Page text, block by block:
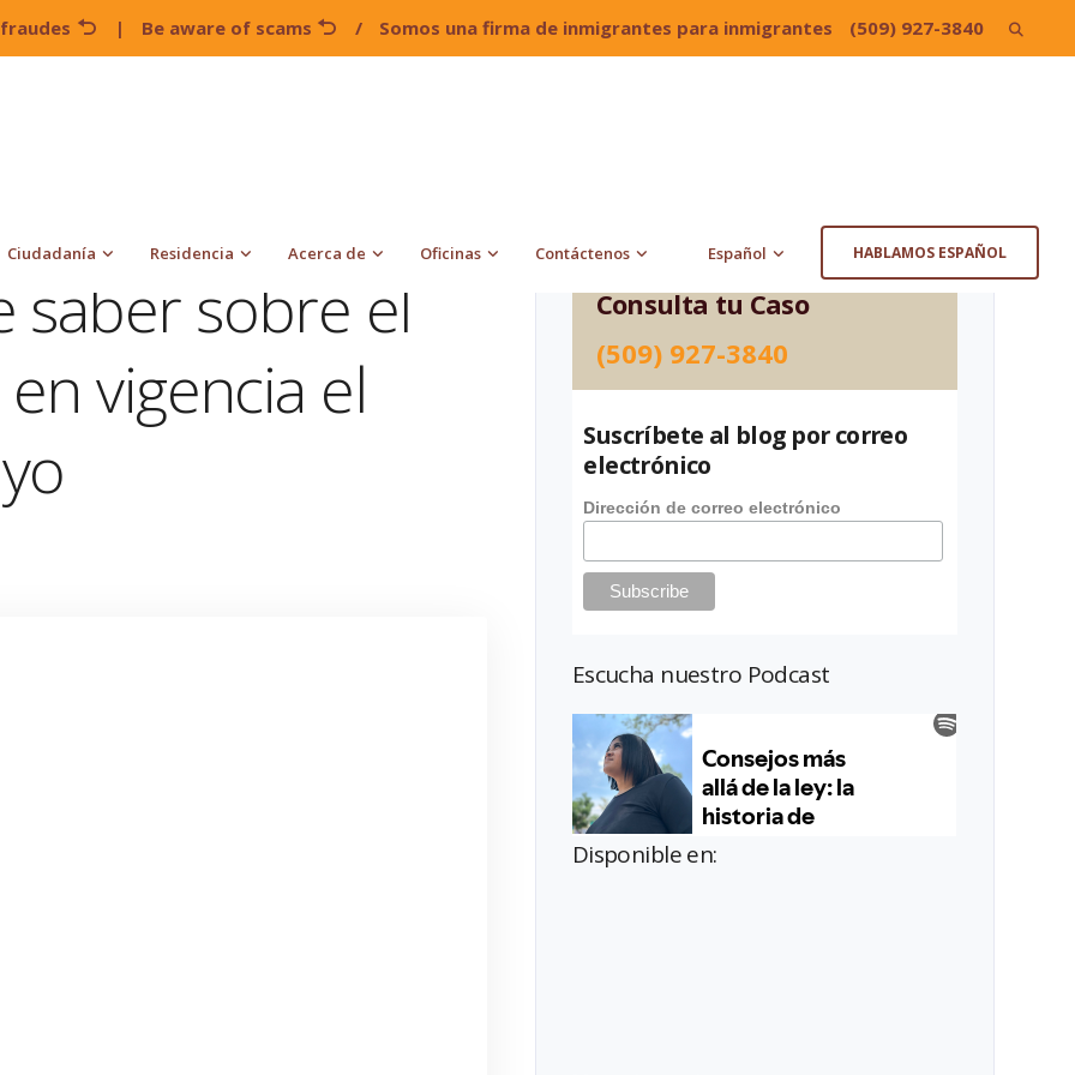
| Be aware of scams / Somos una firma de inmigrantes para inmigrantes (509) 927-3840 Search
Ciudadanía Residencia Acerca de Oficinas Contáctenos Español HABLAMOS ESPAÑOL
saber sobre el
vigencia el
Consulta tu Caso
(509) 927-3840
Suscríbete al blog por correo
electrónico
Dirección de correo electrónico
Escucha nuestro Podcast
Disponible en: